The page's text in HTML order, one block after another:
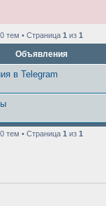
0 тем • Страница 1 из 1
Объявления
в Telegram
0 тем • Страница 1 из 1